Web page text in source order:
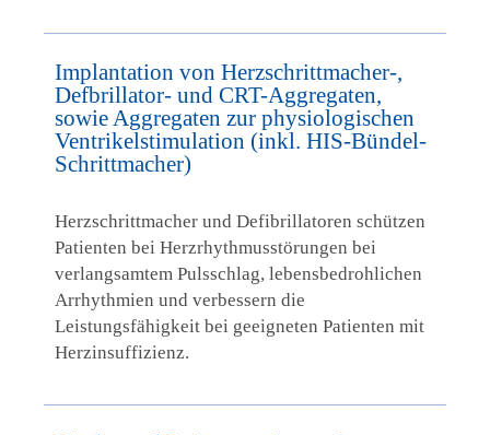
Implantation von Herzschrittmacher-,
Defbrillator- und CRT-Aggregaten,
sowie Aggregaten zur physiologischen
Ventrikelstimulation (inkl. HIS-Bündel-
Schrittmacher)
Herzschrittmacher und Defibrillatoren schützen
Patienten bei Herzrhythmusstörungen bei
verlangsamtem Pulsschlag, lebensbedrohlichen
Arrhythmien und verbessern die
Leistungsfähigkeit bei geeigneten Patienten mit
Herzinsuffizienz.